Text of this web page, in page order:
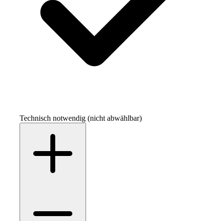
Technisch notwendig (nicht abwählbar)